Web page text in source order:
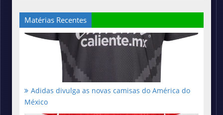
Matérias Recentes
Adidas divulga as novas camisas do América do
México